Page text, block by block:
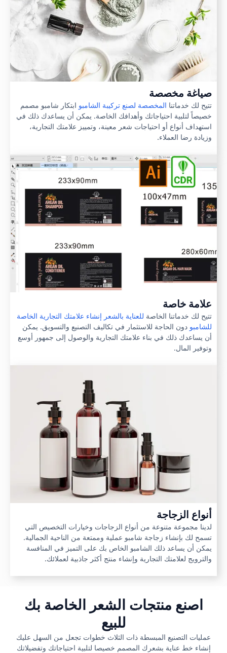
صياغة مخصصة
تتيح لك خدماتناالمخصصة لصنع تركيبة الشامبوابتكار شامبو مصمم
خصيصاً لتلبية احتياجاتك وأهدافك الخاصة. يمكن أن يساعدك ذلك في
استهداف أنواع أو احتياجات شعر معينة، وتمييز علامتك التجارية،
وزيادة رضا العملاء.
علامة خاصة
تتيح لك خدماتنا الخاصةللعناية بالشعر إنشاء علامتك التجارية الخاصة
للشامبودون الحاجة للاستثمار في تكاليف التصنيع والتسويق. يمكن
أن يساعدك ذلك في بناء علامتك التجارية والوصول إلى جمهور أوسع
وتوفير المال.
أنواع الزجاجة
لدينا مجموعة متنوعة من أنواع الزجاجات وخيارات التخصيص التي
تسمح لك بإنشاء زجاجة شامبو عملية وممتعة من الناحية الجمالية.
يمكن أن يساعد ذلك الشامبو الخاص بك على التميز في المنافسة
والترويج لعلامتك التجارية وإنشاء منتج أكثر جاذبية لعملائك.
اصنع منتجات الشعر الخاصة بك
للبيع
عمليات التصنيعالمبسطة ذات الثلاث خطوات تجعل من السهل عليك
إنشاء خط عناية بشعرك المصمم خصيصا لتلبية احتياجاتك وتفضيلاتك